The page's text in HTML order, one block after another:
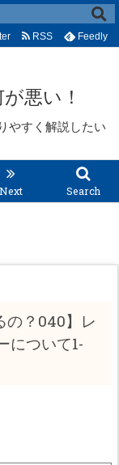
悪い！
やすく解説したい
Next Search
RSS Feedly
の？040】レ
について1-